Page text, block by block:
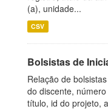
(a), unidade...
CSV
Bolsistas de
Relação de
do discente,
título, id do projeto,